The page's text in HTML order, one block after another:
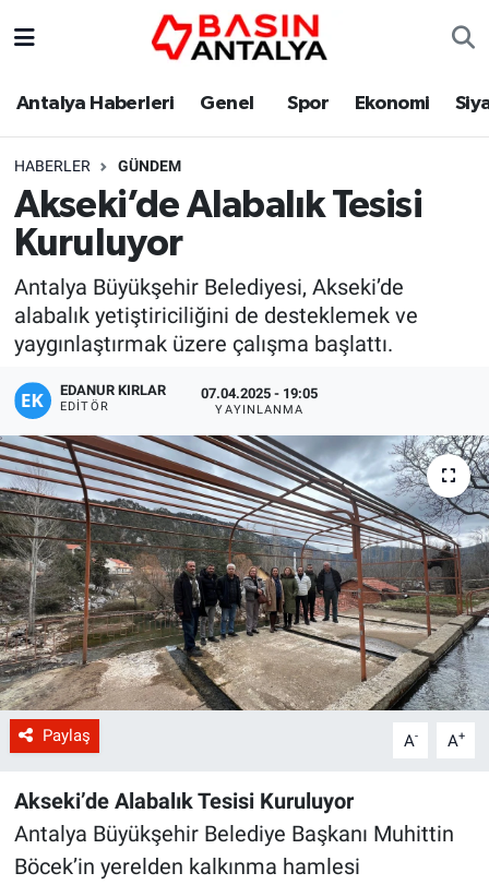
Antalya Haberleri Genel Spor Ekonomi
HABERLER GÜNDEM
Akseki’de Alabalık Tesisi
Kuruluyor
Antalya Büyükşehir Belediyesi, Akseki’de
alabalık yetiştiriciliğini de desteklemek ve
yaygınlaştırmak üzere çalışma başlattı.
EDANUR KIRLAR
EDITÖR
07.04.2025 - 19:05
YAYINLANMA
Paylaş A- A+
Akseki’de Alabalık Tesisi Kuruluyor
Antalya Büyükşehir Belediye Başkanı Muhittin
Böcek’in yerelden kalkınma hamlesi